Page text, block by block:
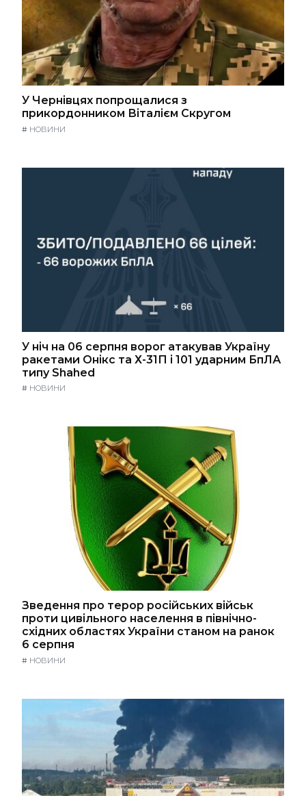
У Чернівцях попрощалися з
прикордонником Віталієм Скругом
# НОВИНИ
У ніч на 06 серпня ворог атакував Україну
ракетами Онікс та Х-31П і 101 ударним БпЛА
типу Shahed
# НОВИНИ
Зведення про терор російських військ
проти цивільного населення в північно-
східних областях України станом на ранок
6 серпня
# НОВИНИ